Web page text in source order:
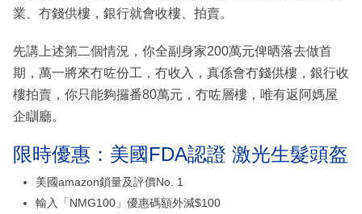
業、冇錢供樓，銀行就會收樓、拍賣。
先講上述第二個情況，你全副身家200萬元俾晒落去做首
期，萬一將來冇咗份工，冇收入，真係會冇錢供樓，銀行收
樓拍賣，你只能夠攞番80萬元，冇咗層樓，唯有返阿媽屋
企瞓廳。
限時優惠：美國FDA認證 激光生髮頭盔
美國amazon鎖量及評價No. 1
輸入「NMG100」優惠碼額外減$100